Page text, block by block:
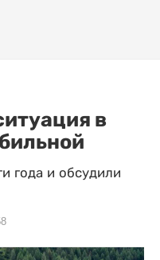
в
года и обсудили